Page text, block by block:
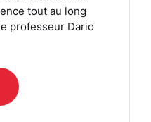
tout au long
professeur Dario